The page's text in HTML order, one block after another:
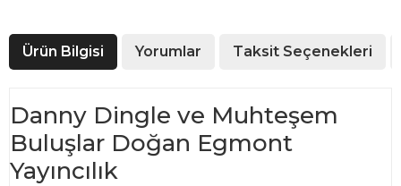
Ürün Bilgisi Yorumlar Taksit Seçenekleri
Danny Dingle ve Muhteşem
Buluşlar Doğan Egmont
Yayıncılık